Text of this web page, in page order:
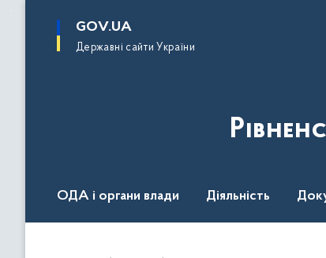
основного
GOV.UA
Державні сайти України
ОДА і органи влади Діяльність